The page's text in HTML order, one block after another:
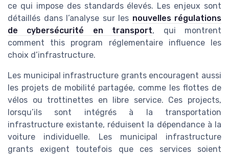
ce qui impose des standards élevés. Les enjeux sont
détaillés dans l’analyse sur les nouvelles régulations
de cybersécurité en transport, qui montrent
comment this program réglementaire influence les
choix d’infrastructure.
Les municipal infrastructure grants encouragent aussi
les projets de mobilité partagée, comme les flottes de
vélos ou trottinettes en libre service. Ces projects,
lorsqu’ils sont intégrés à la transportation
infrastructure existante, réduisent la dépendance à la
voiture individuelle. Les municipal infrastructure
grants exigent toutefois que ces services soient